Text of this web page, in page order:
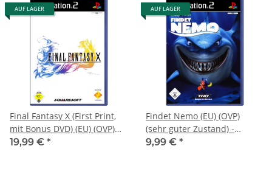
AUF LAGER
Final Fantasy X (First Print,
mit Bonus DVD) (EU) (OVP)
(sehr guter Zustand) -
19,99 € *
AUF LAGER
Findet Nemo (EU) (OVP)
(sehr guter Zustand) -
PlayStation 2 (PS2)
9,99 € *